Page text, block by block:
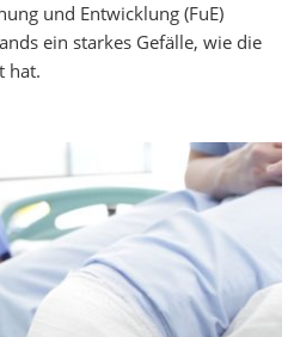
und Entwicklung (FuE)
ein starkes Gefälle, wie die
hat.